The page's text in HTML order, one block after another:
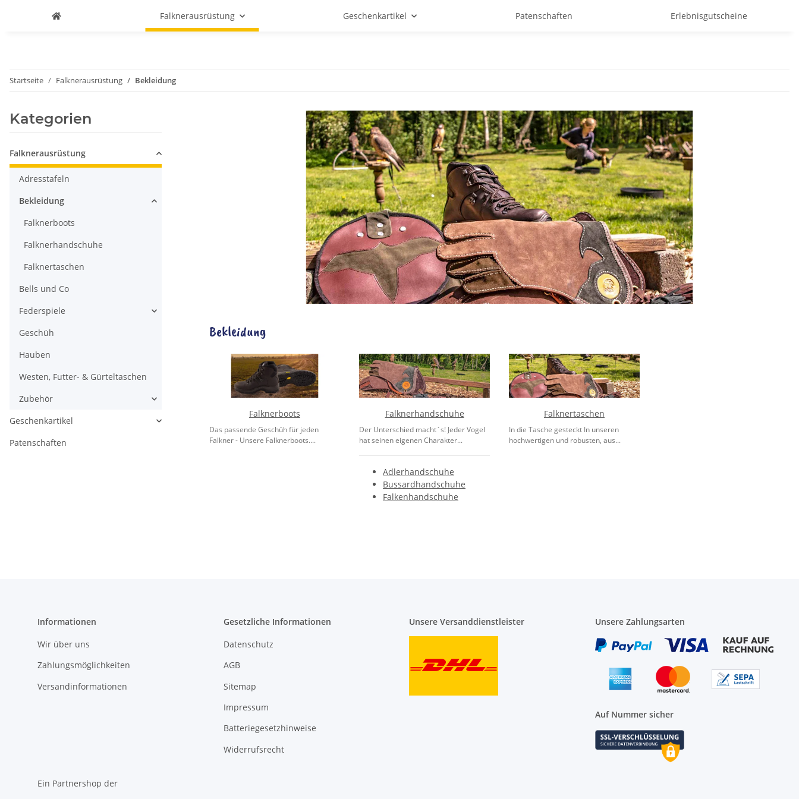
Falknerausrüstung Geschenkartikel Patenschaften Erlebnisgutscheine
Startseite Falknerausrüstung Bekleidung
Bekleidung
Falknerboots
Das passende Geschüh für jeden
Falkner - Unsere Falknerboots....
Falknerhandschuhe
Der Unterschied macht`s! Jeder Vogel
hat seinen eigenen Charakter...
Adlerhandschuhe
Bussardhandschuhe
Falkenhandschuhe
Falknertaschen
In die Tasche gesteckt In unseren
hochwertigen und robusten, aus...
Kategorien
Falknerausrüstung
Adresstafeln
Bekleidung
Falknerboots
Falknerhandschuhe
Falknertaschen
Bells und Co
Federspiele
Geschüh
Hauben
Westen, Futter- & Gürteltaschen
Zubehör
Geschenkartikel
Patenschaften
Informationen
Wir über uns
Zahlungsmöglichkeiten
Versandinformationen
Gesetzliche Informationen
Datenschutz
AGB
Sitemap
Impressum
Batteriegesetzhinweise
Widerrufsrecht
Unsere Versanddienstleister Unsere Zahlungsarten
Auf Nummer sicher
Ein Partnershop der